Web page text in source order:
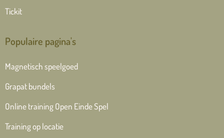
Tickit
Populaire pagina's
Magnetisch speelgoed
Grapat bundels
Online training Open Einde Spel
Training op locatie